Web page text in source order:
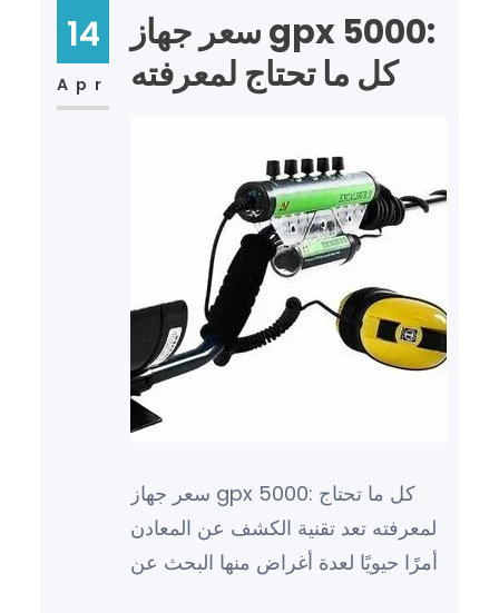
14
Apr
سعر جهاز gpx 5000:
كل ما تحتاج لمعرفته
سعر جهاز gpx 5000: كل ما تحتاج
لمعرفته تعد تقنية الكشف عن المعادن
أمرًا حيويًا لعدة أغراض منها البحث عن